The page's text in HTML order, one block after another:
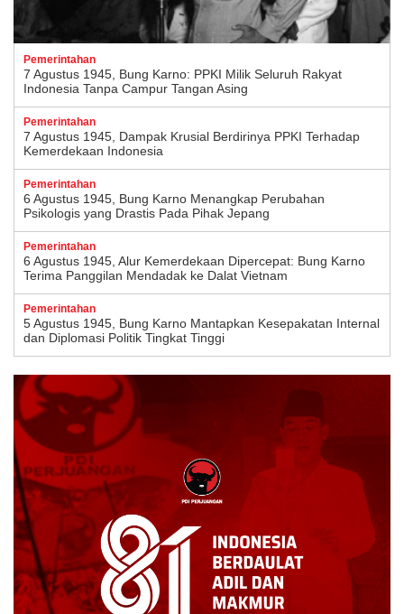
Pemerintahan
7 Agustus 1945, Bung Karno: PPKI Milik Seluruh Rakyat
Indonesia Tanpa Campur Tangan Asing
Pemerintahan
7 Agustus 1945, Dampak Krusial Berdirinya PPKI Terhadap
Kemerdekaan Indonesia
Pemerintahan
6 Agustus 1945, Bung Karno Menangkap Perubahan
Psikologis yang Drastis Pada Pihak Jepang
Pemerintahan
6 Agustus 1945, Alur Kemerdekaan Dipercepat: Bung Karno
Terima Panggilan Mendadak ke Dalat Vietnam
Pemerintahan
5 Agustus 1945, Bung Karno Mantapkan Kesepakatan Internal
dan Diplomasi Politik Tingkat Tinggi